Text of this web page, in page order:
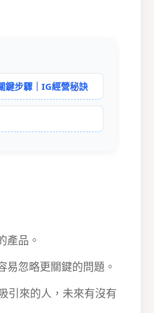
鍵步驟｜IG經營秘訣
產品。
忽略更關鍵的問題。
引來的人，未來有沒有